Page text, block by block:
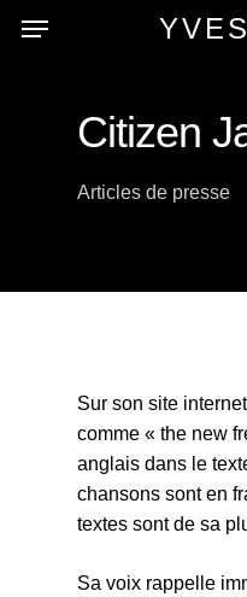
Menu
Citizen
Articles de presse
Sur son site
comme « the new
anglais dans le
chansons sont en
textes sont de sa
Sa voix rappelle